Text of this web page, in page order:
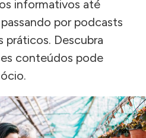
informativos até
por podcasts
práticos. Descubra
conteúdos pode